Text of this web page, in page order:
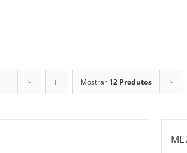
Mostrar 12 Produtos